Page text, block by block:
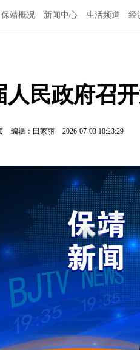
保靖概况 新闻中心 生活频道 经
民政府召
编辑：田家丽 2026-07-03 10:23:29